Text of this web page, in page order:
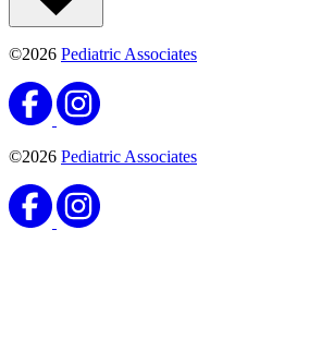
©2026 Pediatric Associates
©2026 Pediatric Associates